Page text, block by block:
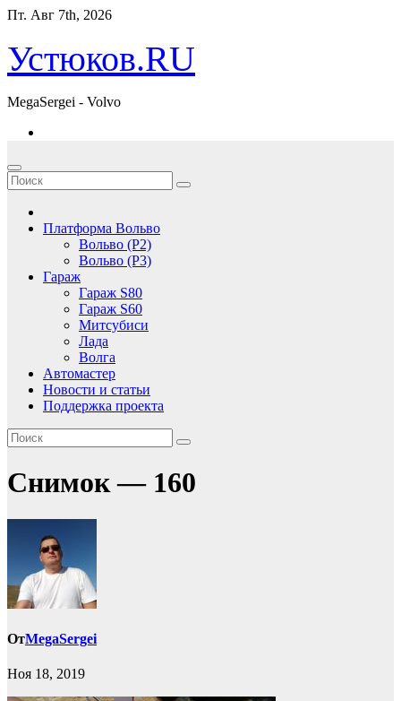
Перейти
содержимому
Пт. Авг 7th, 2026
Устюков.RU
MegaSergei - Volvo
Платформа Вольво
Вольво (P2)
Вольво (P3)
Гараж
Гараж S80
Гараж S60
Митсубиси
Лада
Волга
Автомастер
Новости и статьи
Поддержка проекта
Снимок — 160
ОтMegaSergei
Ноя 18, 2019